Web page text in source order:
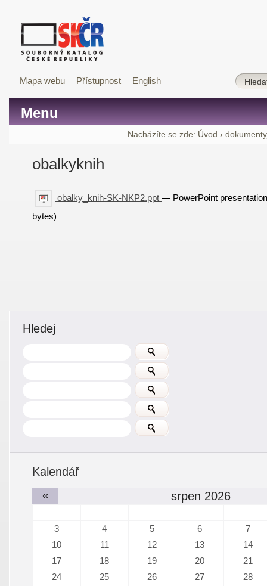
Mapa webu Přístupnost English
Menu
Nacházíte se zde: Úvod ›
obalkyknih
obalky_knih-SK-NKP2.ppt— PowerPoint
bytes)
Hledej
Kalendář
«
srpen 2026
3 4 5 6
7
10
11 12 13
14
17
18 19 20
21
24
25 26 27
28